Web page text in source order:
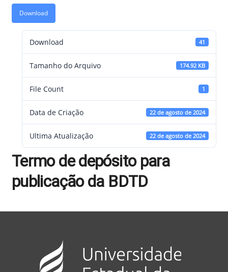
Download
Download 41
Tamanho do Arquivo 174.92 KB
File Count 1
Data de Criação 22 de agosto de 2024
Ultima Atualização 22 de agosto de 2024
Termo de depósito para
publicação da BDTD